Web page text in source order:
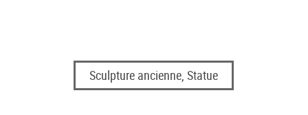
Sculpture ancienne, Statue